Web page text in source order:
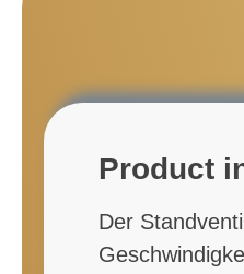
Product
Der